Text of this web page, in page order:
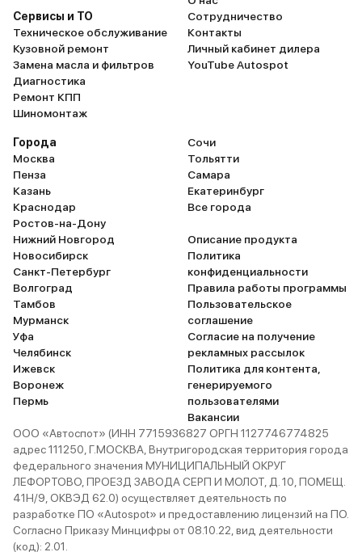
Сервисы и ТО
Техническое обслуживание
Кузовной ремонт
Замена масла и фильтров
Диагностика
Ремонт КПП
Шиномонтаж
Сотрудничество
Контакты
Личный кабинет дилера
YouTube Autospot
Города
Москва
Пенза
Казань
Краснодар
Ростов-на-Дону
Нижний Новгород
Новосибирск
Санкт-Петербург
Волгоград
Тамбов
Мурманск
Уфа
Челябинск
Ижевск
Воронеж
Пермь
Сочи
Тольятти
Самара
Екатеринбург
Все города
Описание продукта
Политика
конфиденциальности
Правила работы программы
Пользовательское
соглашение
Согласие на получение
рекламных рассылок
Политика для контента,
генерируемого
пользователями
Вакансии
ООО «Автоспот» (ИНН 7715936827 ОРГН 1127746774825
адрес 111250, Г.МОСКВА, Внутригородская территория города
федерального значения МУНИЦИПАЛЬНЫЙ ОКРУГ
ЛЕФОРТОВО, ПРОЕЗД ЗАВОДА СЕРП И МОЛОТ, Д. 10, ПОМЕЩ.
41Н/9, ОКВЭД 62.0) осуществляет деятельность по
разработке ПО «Autospot» и предоставлению лицензий на ПО.
Согласно Приказу Минцифры от 08.10.22, вид деятельности
(код): 2.01.